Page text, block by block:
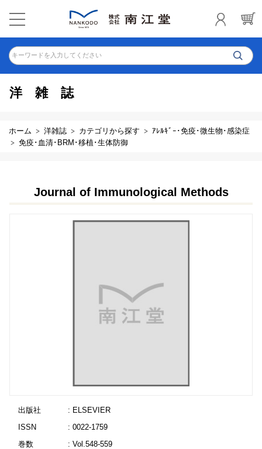
キーワードを入力してください
洋雑誌
ホーム 洋雑誌 カテゴリから探す
ｱﾚﾙｷﾞｰ･免疫･微生物･感染症
免疫･血清･BRM･移植･生体防御
Journal of Immunological Methods
出版社
: ELSEVIER
ISSN
: 0022-1759
巻数
: Vol.548-559